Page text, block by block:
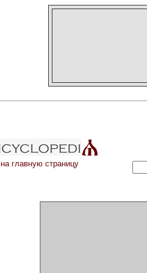
на главную страницу